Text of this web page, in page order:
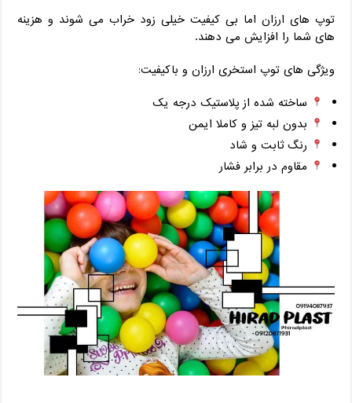
توپ ‌های ارزان اما بی ‌کیفیت خیلی زود خراب می ‌شوند و هزینه‌
های شما را افزایش می ‌دهند.
ویژگی ‌های توپ استخری ارزان و باکیفیت:
ساخته ‌شده از پلاستیک درجه یک
بدون لبه تیز و کاملا ایمن
رنگ ثابت و شاد
مقاوم در برابر فشار